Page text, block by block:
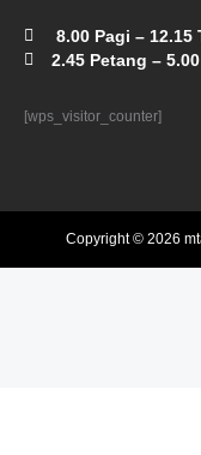
8.00 Pagi – 12.15
2.45 Petang –
[wps_visitor_counter]
Copyright © 2026